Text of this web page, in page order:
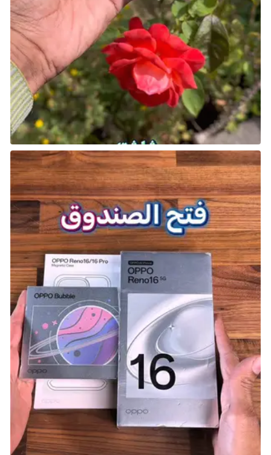
Switch 2 سيصل بتاريخ 5 يونيو. قدم بث Nintendo Direct
العديد من مزايا تفاصيل الجهاز والنظام والألعاب القادمة
على Nintendo Switch 2 من Nintendo والشركاء الناشرين.
شارك هذه الصفحة عبر